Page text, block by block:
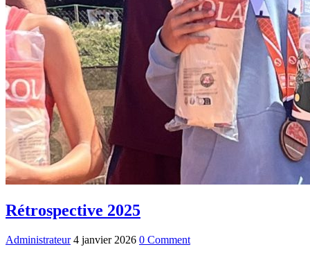
Rétrospective 2025
Administrateur 4 janvier 2026 0 Comment